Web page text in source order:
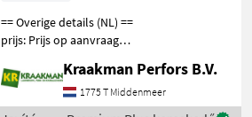
== Overige details (NL) ==
prijs: Prijs op aanvraag
Vicon EXTRA 332XF
Compact met een
werkbreedte van 3, 2 m is
Kraakman Perfors B.V.
1775 T Middenmeer